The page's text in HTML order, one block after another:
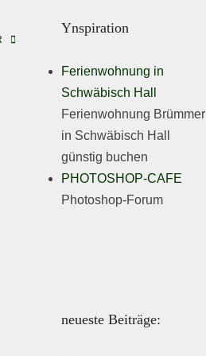
Ynspiration
Ferienwohnung in
Schwäbisch Hall
Ferienwohnung Brümmer
in Schwäbisch Hall
günstig buchen
PHOTOSHOP-CAFE
Photoshop-Forum
neueste Beiträge: